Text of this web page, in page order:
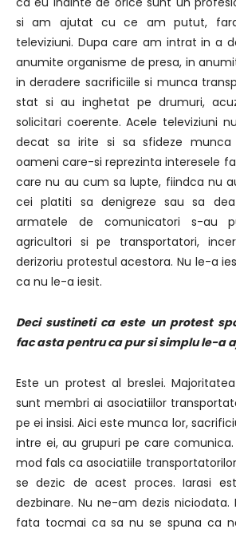
si am ajutat cu ce am putut,
televiziuni. Dupa care am intrat in a
anumite organisme de presa, in
in deradere sacrificiile si munca
stat si au inghetat pe drumuri,
solicitari coerente. Acele televiziuni
decat sa irite si sa sfideze munca
oameni care-si reprezinta interesele
care nu au cum sa lupte, fiindca nu
cei platiti sa denigreze sau sa
armatele de comunicatori s-au
agricultori si pe transportatori,
derizoriu protestul acestora. Nu le-a
ca nu le-a iesit.
Deci sustineti ca este un protest
fac asta pentru ca pur si simplu le-a
Este un protest al breslei.
sunt membri ai asociatiilor
pe ei insisi. Aici este munca lor,
intre ei, au grupuri pe care
mod fals ca asociatiile
se dezic de acest proces. Iarasi
dezbinare. Nu ne-am dezis
fata tocmai ca sa nu se spuna ca